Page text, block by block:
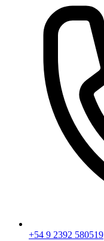
+54 9 2392 580519